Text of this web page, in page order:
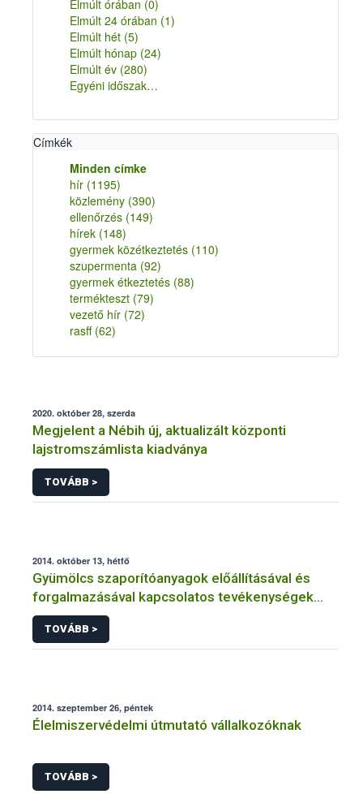
Elmúlt órában (0)
Elmúlt 24 órában (1)
Elmúlt hét (5)
Elmúlt hónap (24)
Elmúlt év (280)
Egyéni időszak…
Címkék
Minden címke
hír (1195)
közlemény (390)
ellenőrzés (149)
hírek (148)
gyermek közétkeztetés (110)
szupermenta (92)
gyermek étkeztetés (88)
termékteszt (79)
vezető hír (72)
rasff (62)
2020. október 28, szerda
Megjelent a Nébih új, aktualizált központi
lajstromszámlista kiadványa
TOVÁBB >
2014. október 13, hétfő
Gyümölcs szaporítóanyagok előállításával és
forgalmazásával kapcsolatos tevékenységek
éves bejelentése
TOVÁBB >
2014. szeptember 26, péntek
Élelmiszervédelmi útmutató vállalkozóknak
TOVÁBB >